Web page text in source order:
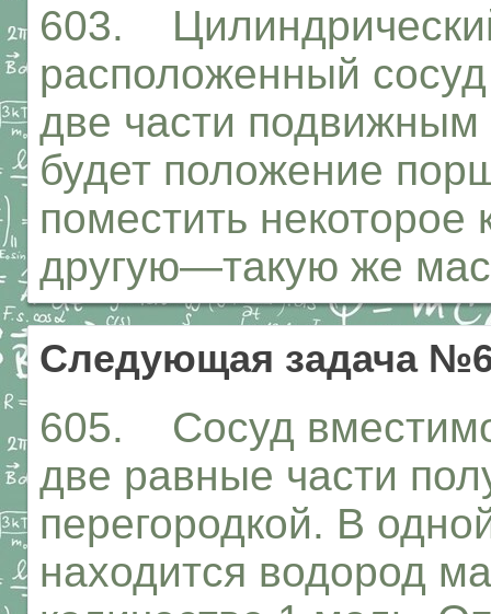
603.
расположенный
две части
будет положение
поместить некоторое
другую—такую же
Следующая задача
605. Сосуд
две равные части
перегородкой. В
находится водород